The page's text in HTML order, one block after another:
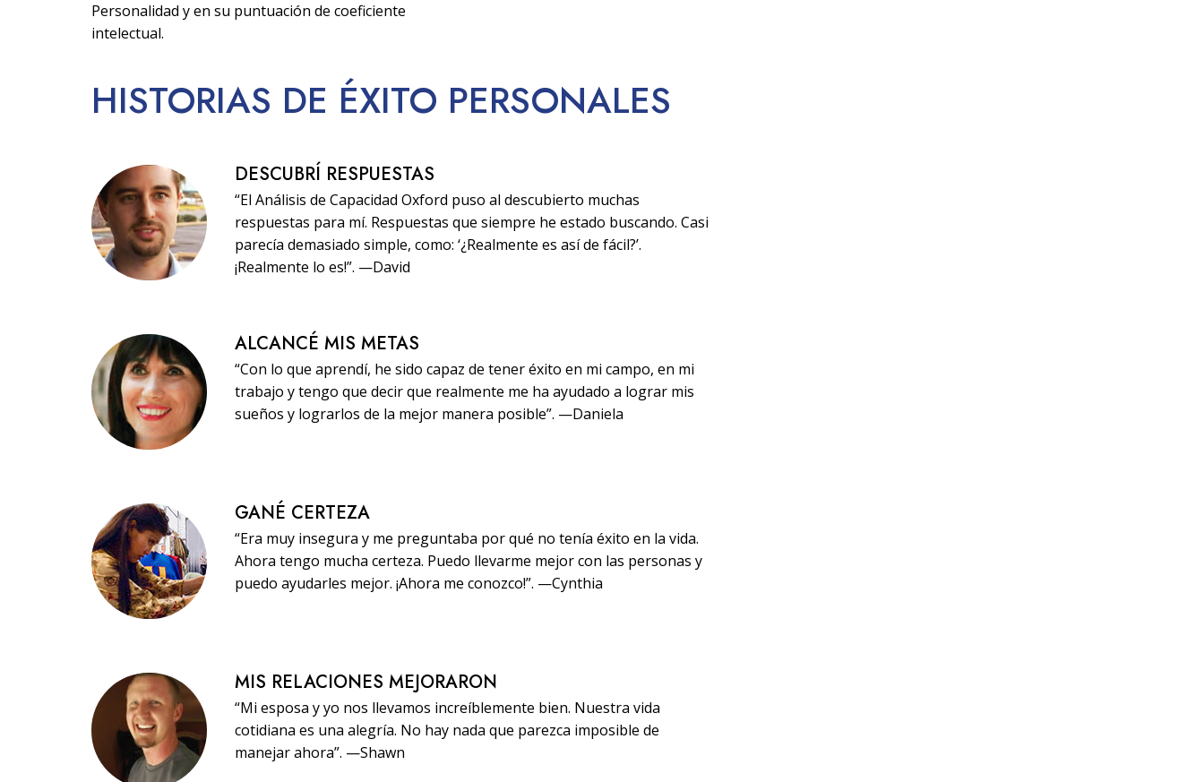
Personalidad y en su puntuación de coeficiente
intelectual.
HISTORIAS DE ÉXITO PERSONALES
DESCUBRÍ RESPUESTAS
“El Análisis de Capacidad Oxford puso al descubierto muchas
respuestas para mí. Respuestas que siempre he estado buscando. Casi
parecía demasiado simple, como: ‘¿Realmente es así de fácil?’.
¡Realmente lo es!”. —David
ALCANCÉ MIS METAS
“Con lo que aprendí, he sido capaz de tener éxito en mi campo, en mi
trabajo y tengo que decir que realmente me ha ayudado a lograr mis
sueños y lograrlos de la mejor manera posible”. —Daniela
GANÉ CERTEZA
“Era muy insegura y me preguntaba por qué no tenía éxito en la vida.
Ahora tengo mucha certeza. Puedo llevarme mejor con las personas y
puedo ayudarles mejor. ¡Ahora me conozco!”. —Cynthia
MIS RELACIONES MEJORARON
“Mi esposa y yo nos llevamos increíblemente bien. Nuestra vida
cotidiana es una alegría. No hay nada que parezca imposible de
manejar ahora”. —Shawn